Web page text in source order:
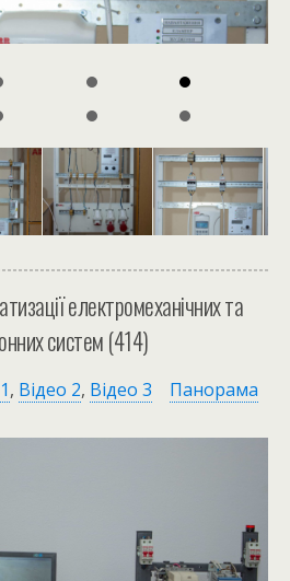
електромеханічних та
систем (414)
, Відео 2, Відео 3 Панорама